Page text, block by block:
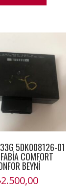
5DK008126-01
COMFORT
BEYNİ
2.500,00